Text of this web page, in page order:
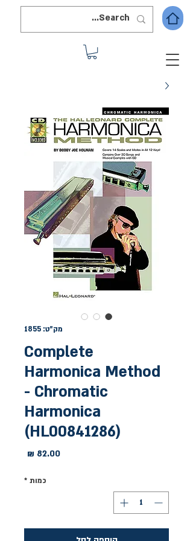
מק"ט: 1855
Complete
Harmonica Method
- Chromatic
Harmonica
(HL00841286)
כמות *